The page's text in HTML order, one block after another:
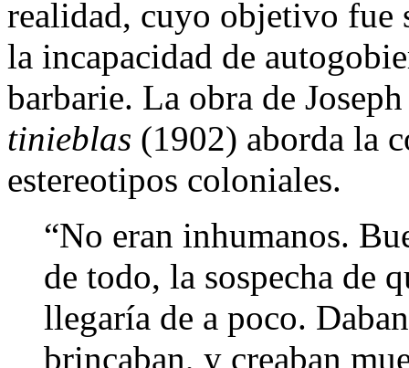
realidad, cuyo objetivo fue
la incapacidad de
barbarie. La obra de
tinieblas (1902) aborda la
estereotipos coloniales.
“No eran inhumanos.
de todo, la sospecha de
llegaría de a poco.
brincaban, y creaban